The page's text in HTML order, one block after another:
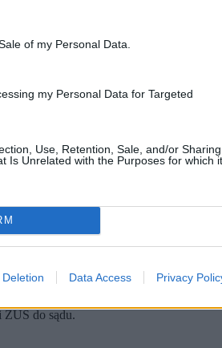
of my Personal Data.
my Personal Data for Targeted
Use, Retention, Sale, and/or Sharing
Is Unrelated with the Purposes for which it
Deletion Data Access Privacy
czasem, np. hucznym weselem. (fot.
lekarskiego wzięła ślub.
jeśli lekarz na zwolnieniu
np. hucznym weselem.
przysługuje mu zasiłek. Jeśli
wypłaty zasiłku.
ZUS do sądu.